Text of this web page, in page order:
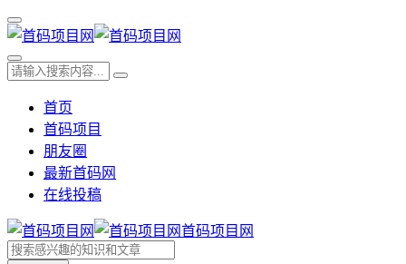
首页
首码项目
朋友圈
最新首码网
在线投稿
首码项目网